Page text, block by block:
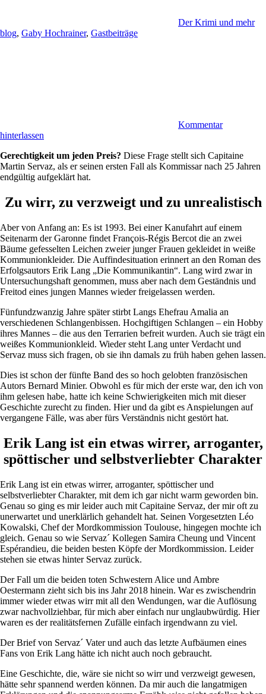
Der Krimi und mehr
blog, Gaby Hochrainer, Gastbeiträge
Kommentar
hinterlassen
Gerechtigkeit um jeden Preis? Diese Frage stellt sich Capitaine
Martin Servaz, als er seinen ersten Fall als Kommissar nach 25 Jahren
endgültig aufgeklärt hat.
Zu wirr, zu verzweigt und zu unrealistisch
Aber von Anfang an: Es ist 1993. Bei einer Kanufahrt auf einem
Seitenarm der Garonne findet François-Régis Bercot die an zwei
Bäume gefesselten Leichen zweier junger Frauen gekleidet in weiße
Kommunionkleider. Die Auffindesituation erinnert an den Roman des
Erfolgsautors Erik Lang „Die Kommunikantin“. Lang wird zwar in
Untersuchungshaft genommen, muss aber nach dem Geständnis und
Freitod eines jungen Mannes wieder freigelassen werden.
Fünfundzwanzig Jahre später stirbt Langs Ehefrau Amalia an
verschiedenen Schlangenbissen. Hochgiftigen Schlangen – ein Hobby
ihres Mannes – die aus den Terrarien befreit wurden. Auch sie trägt ein
weißes Kommunionkleid. Wieder steht Lang unter Verdacht und
Servaz muss sich fragen, ob sie ihn damals zu früh haben gehen lassen.
Dies ist schon der fünfte Band des so hoch gelobten französischen
Autors Bernard Minier. Obwohl es für mich der erste war, den ich von
ihm gelesen habe, hatte ich keine Schwierigkeiten mich mit dieser
Geschichte zurecht zu finden. Hier und da gibt es Anspielungen auf
vergangene Fälle, was aber fürs Verständnis nicht gestört hat.
Erik Lang ist ein etwas wirrer, arroganter,
spöttischer und selbstverliebter Charakter
Erik Lang ist ein etwas wirrer, arroganter, spöttischer und
selbstverliebter Charakter, mit dem ich gar nicht warm geworden bin.
Genau so ging es mir leider auch mit Capitaine Servaz, der mir oft zu
unerwartet und unerklärlich gehandelt hat. Seinen Vorgesetzten Léo
Kowalski, Chef der Mordkommission Toulouse, hingegen mochte ich
gleich. Genau so wie Servaz´ Kollegen Samira Cheung und Vincent
Espérandieu, die beiden besten Köpfe der Mordkommission. Leider
stehen sie etwas hinter Servaz zurück.
Der Fall um die beiden toten Schwestern Alice und Ambre
Oestermann zieht sich bis ins Jahr 2018 hinein. War es zwischendrin
immer wieder etwas wirr mit all den Wendungen, war die Auflösung
zwar nachvollziehbar, für mich aber einfach nur unglaubwürdig. Hier
waren es der realitätsfernen Zufälle einfach irgendwann zu viel.
Der Brief von Servaz´ Vater und auch das letzte Aufbäumen eines
Fans von Erik Lang hätte ich nicht auch noch gebraucht.
Eine Geschichte, die, wäre sie nicht so wirr und verzweigt gewesen,
hätte sehr spannend werden können. Da mir auch die langatmigen